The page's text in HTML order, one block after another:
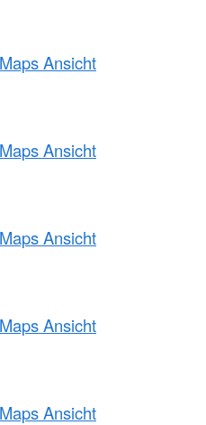
Ansicht
Ansicht
Ansicht
Ansicht
Ansicht